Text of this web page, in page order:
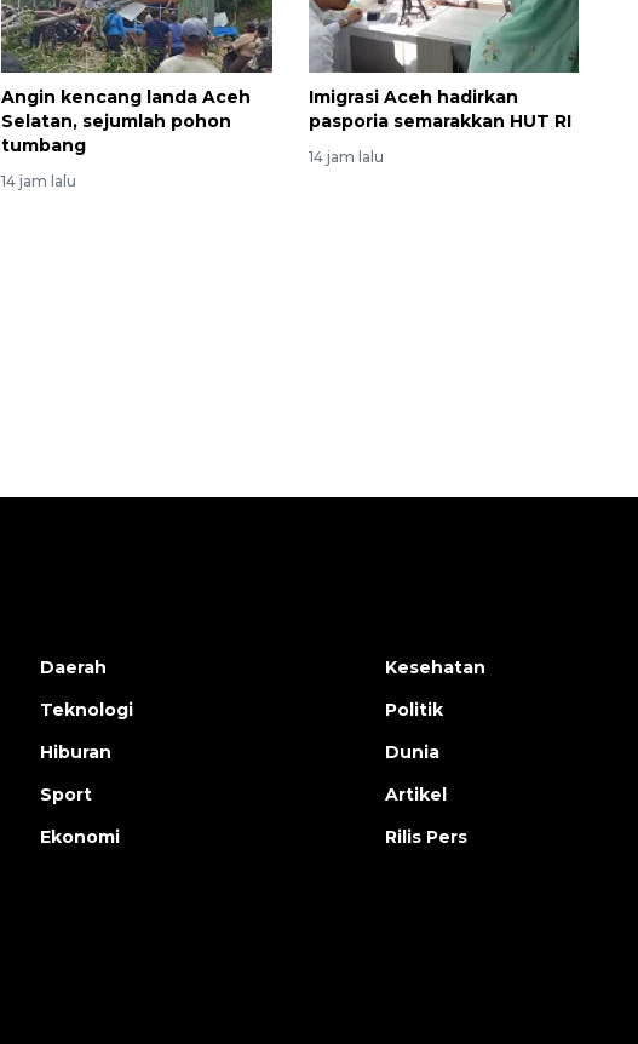
Angin kencang landa Aceh
Selatan, sejumlah pohon
tumbang
14 jam lalu
Imigrasi Aceh hadirkan
pasporia semarakkan HUT RI
14 jam lalu
Daerah
Teknologi
Hiburan
Sport
Ekonomi
Kesehatan
Politik
Dunia
Artikel
Rilis Pers